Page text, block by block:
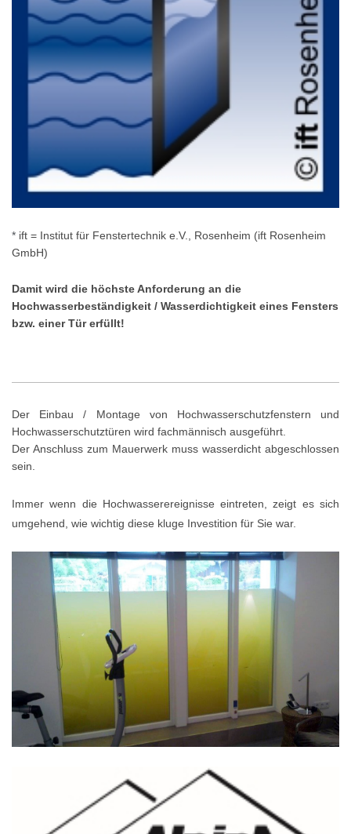
* ift = Institut für Fenstertechnik e.V., Rosenheim (ift Rosenheim
GmbH)
Damit wird die höchste Anforderung an die
Hochwasserbeständigkeit / Wasserdichtigkeit eines Fensters
bzw. einer Tür erfüllt!
Der Einbau / Montage von Hochwasserschutzfenstern und
Hochwasserschutztüren wird fachmännisch ausgeführt.
Der Anschluss zum Mauerwerk muss wasserdicht abgeschlossen
sein.
Immer wenn die Hochwasserereignisse eintreten, zeigt es sich
umgehend, wie wichtig diese kluge Investition für Sie war.